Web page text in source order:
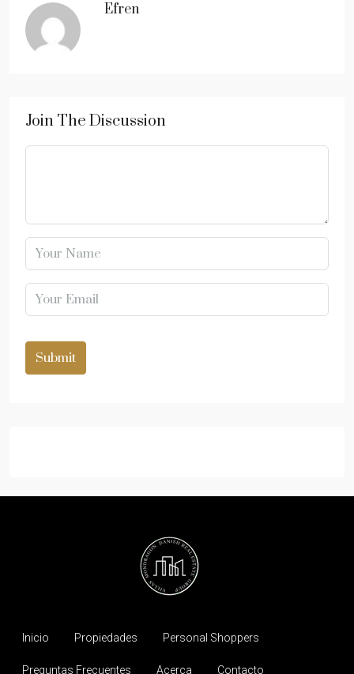
Efren
Join The Discussion
Submit
Inicio Propiedades Personal Shoppers
Preguntas Frecuentes Acerca Contacto